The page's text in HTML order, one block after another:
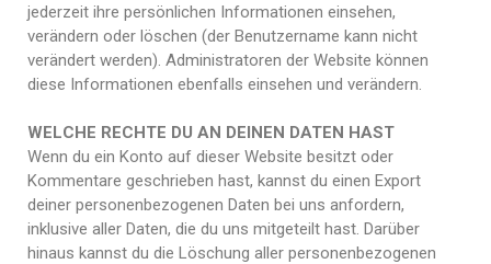
jederzeit ihre persönlichen Informationen einsehen,
verändern oder löschen (der Benutzername kann nicht
verändert werden). Administratoren der Website können
diese Informationen ebenfalls einsehen und verändern.
WELCHE RECHTE DU AN DEINEN DATEN HAST
Wenn du ein Konto auf dieser Website besitzt oder
Kommentare geschrieben hast, kannst du einen Export
deiner personenbezogenen Daten bei uns anfordern,
inklusive aller Daten, die du uns mitgeteilt hast. Darüber
hinaus kannst du die Löschung aller personenbezogenen